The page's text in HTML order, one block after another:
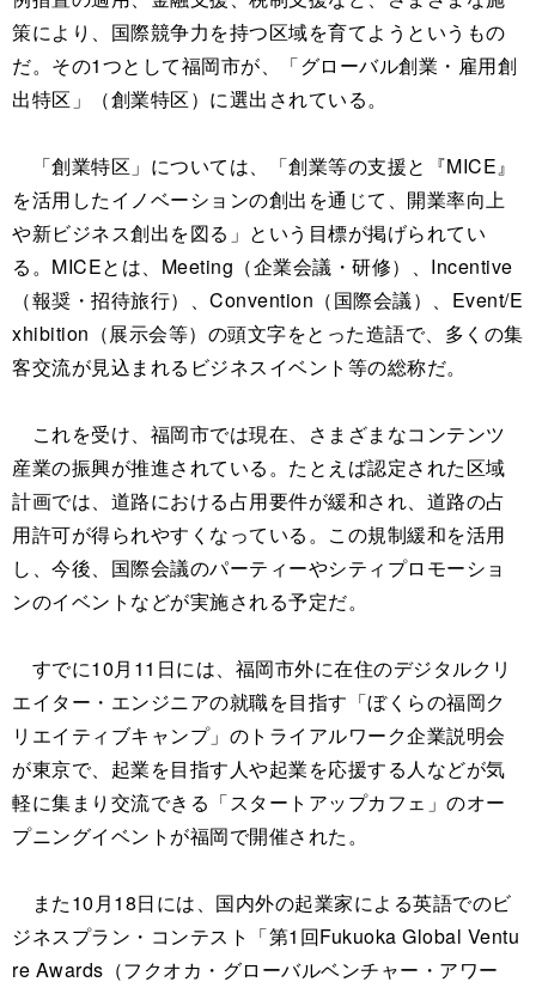
策により、国際競争力を持つ区域を育てようというもの
だ。その1つとして福岡市が、「グローバル創業・雇用創
出特区」（創業特区）に選出されている。
「創業特区」については、「創業等の支援と『MICE』
を活用したイノベーションの創出を通じて、開業率向上
や新ビジネス創出を図る」という目標が掲げられてい
る。MICEとは、Meeting（企業会議・研修）、Incentive
（報奨・招待旅行）、Convention（国際会議）、Event/E
xhibition（展示会等）の頭文字をとった造語で、多くの集
客交流が見込まれるビジネスイベント等の総称だ。
これを受け、福岡市では現在、さまざまなコンテンツ
産業の振興が推進されている。たとえば認定された区域
計画では、道路における占用要件が緩和され、道路の占
用許可が得られやすくなっている。この規制緩和を活用
し、今後、国際会議のパーティーやシティプロモーショ
ンのイベントなどが実施される予定だ。
すでに10月11日には、福岡市外に在住のデジタルクリ
エイター・エンジニアの就職を目指す「ぼくらの福岡ク
リエイティブキャンプ」のトライアルワーク企業説明会
が東京で、起業を目指す人や起業を応援する人などが気
軽に集まり交流できる「スタートアップカフェ」のオー
プニングイベントが福岡で開催された。
また10月18日には、国内外の起業家による英語でのビ
ジネスプラン・コンテスト「第1回Fukuoka Global Ventu
re Awards（フクオカ・グローバルベンチャー・アワー